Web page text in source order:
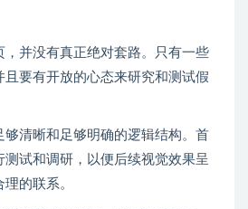
，并没有真正绝对套路。只有一些
要有开放的心态来研究和测试假
够清晰和足够明确的逻辑结构。首
测试和调研，以便后续视觉效果呈
的联系。